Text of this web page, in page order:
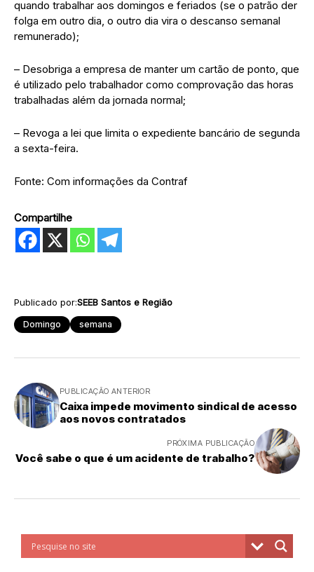
quando trabalhar aos domingos e feriados (se o patrão der
folga em outro dia, o outro dia vira o descanso semanal
remunerado);
– Desobriga a empresa de manter um cartão de ponto, que
é utilizado pelo trabalhador como comprovação das horas
trabalhadas além da jornada normal;
– Revoga a lei que limita o expediente bancário de segunda
a sexta-feira.
Fonte: Com informações da Contraf
Compartilhe
Publicado por:SEEB Santos e Região
Domingo semana
PUBLICAÇÃO ANTERIOR
Caixa impede movimento sindical de acesso
aos novos contratados
PRÓXIMA PUBLICAÇÃO
Você sabe o que é um acidente de trabalho?